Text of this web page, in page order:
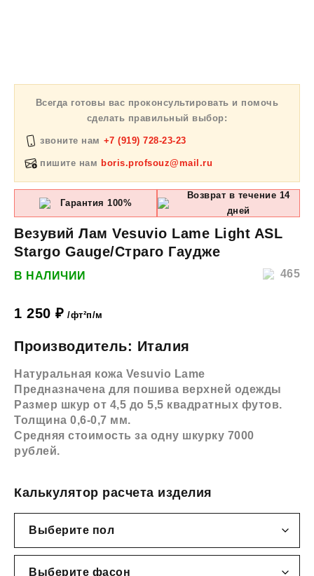
Всегда готовы вас проконсультировать и помочь
сделать правильный выбор:
звоните нам +7 (919) 728-23-23
пишите нам boris.profsouz@mail.ru
Гарантия 100%
Возврат в течение 14
дней
Везувий Лам Vesuvio Lame Light ASL
Stargo Gauge/Страго Гаудже
465
В НАЛИЧИИ
1 250 ₽ /фт²п/м
Производитель: Италия
Натуральная кожа Vesuvio Lame
Предназначена для пошива верхней одежды
Размер шкур от 4,5 до 5,5 квадратных футов.
Толщина 0,6-0,7 мм.
Средняя стоимость за одну шкурку 7000
рублей.
Калькулятор расчета изделия